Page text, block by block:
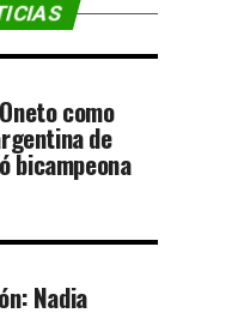
como
de
bicampeona
Nadia